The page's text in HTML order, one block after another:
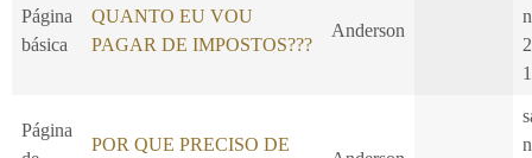
Página
básica
QUANTO EU VOU
PAGAR DE IMPOSTOS???
Anderson
Página
POR QUE PRECISO DE